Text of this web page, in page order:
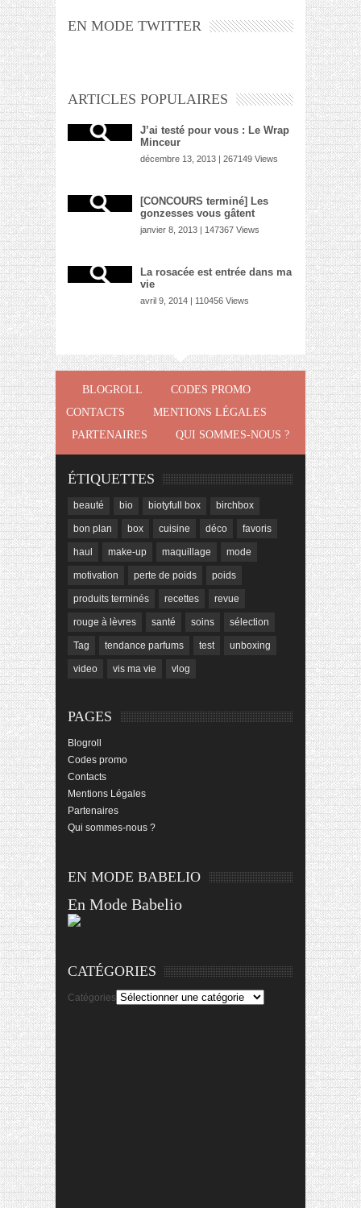
EN MODE TWITTER
ARTICLES POPULAIRES
J’ai testé pour vous : Le Wrap
Minceur
décembre 13, 2013 | 267149 Views
[CONCOURS terminé] Les
gonzesses vous gâtent
janvier 8, 2013 | 147367 Views
La rosacée est entrée dans ma
vie
avril 9, 2014 | 110456 Views
BLOGROLL
CODES PROMO
CONTACTS
MENTIONS LÉGALES
PARTENAIRES
QUI SOMMES-NOUS ?
ÉTIQUETTES
beauté bio biotyfull box birchbox
bon plan box cuisine déco favoris
haul make-up maquillage mode
motivation perte de poids poids
produits terminés recettes revue
rouge à lèvres santé soins sélection
Tag tendance parfums test unboxing
video vis ma vie vlog
PAGES
Blogroll
Codes promo
Contacts
Mentions Légales
Partenaires
Qui sommes-nous ?
EN MODE BABELIO
En Mode Babelio
CATÉGORIES
Catégories